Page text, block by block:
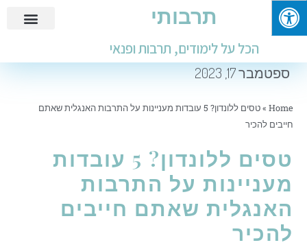
תרבותי
הכל על לימודים, תרבות ופנאי
ספטמבר 17, 2023
Home
»
טסים ללונדון? 5 עובדות מעניינות על התרבות האנגלית שאתם
חייבים להכיר
טסים ללונדון? 5 עובדות
מעניינות על התרבות
האנגלית שאתם חייבים
להכיר